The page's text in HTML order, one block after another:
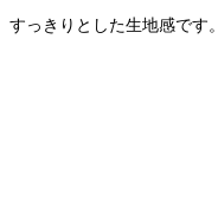
すっきりとした生地感です。